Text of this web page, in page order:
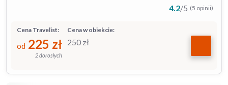
4.2/5 (5 opinii)
Cena w obiekcie:
250 zł
Cena Travelist:
od 225 zł
2 dorosłych